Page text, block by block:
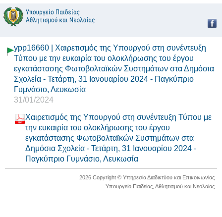
ypp16660 | Χαιρετισμός της Υπουργού στη συνέντευξη
Τύπου με την ευκαιρία του ολοκλήρωσης του έργου
εγκατάστασης Φωτοβολταϊκών Συστημάτων στα Δημόσια
Σχολεία - Τετάρτη, 31 Ιανουαρίου 2024 - Παγκύπριο
Γυμνάσιο, Λευκωσία
31/01/2024
Χαιρετισμός της Υπουργού στη συνέντευξη Τύπου με
την ευκαιρία του ολοκλήρωσης του έργου
εγκατάστασης Φωτοβολταϊκών Συστημάτων στα
Δημόσια Σχολεία - Τετάρτη, 31 Ιανουαρίου 2024 -
Παγκύπριο Γυμνάσιο, Λευκωσία
2026 Copyright © Υπηρεσία Διαδικτύου και Επικοινωνίας
Υπουργείο Παιδείας, Αθλητισμού και Νεολαίας